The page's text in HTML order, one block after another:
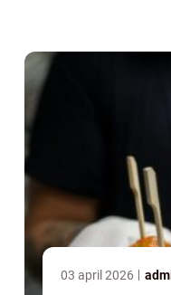
03 april 2026